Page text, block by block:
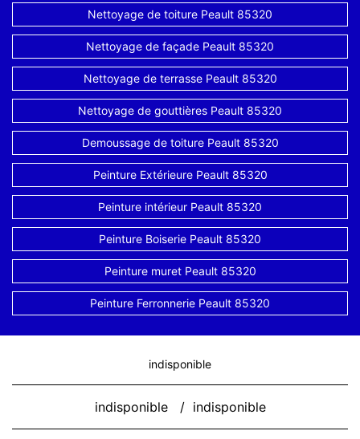
Nettoyage de toiture Peault 85320
Nettoyage de façade Peault 85320
Nettoyage de terrasse Peault 85320
Nettoyage de gouttières Peault 85320
Demoussage de toiture Peault 85320
Peinture Extérieure Peault 85320
Peinture intérieur Peault 85320
Peinture Boiserie Peault 85320
Peinture muret Peault 85320
Peinture Ferronnerie Peault 85320
indisponible
indisponible / indisponible